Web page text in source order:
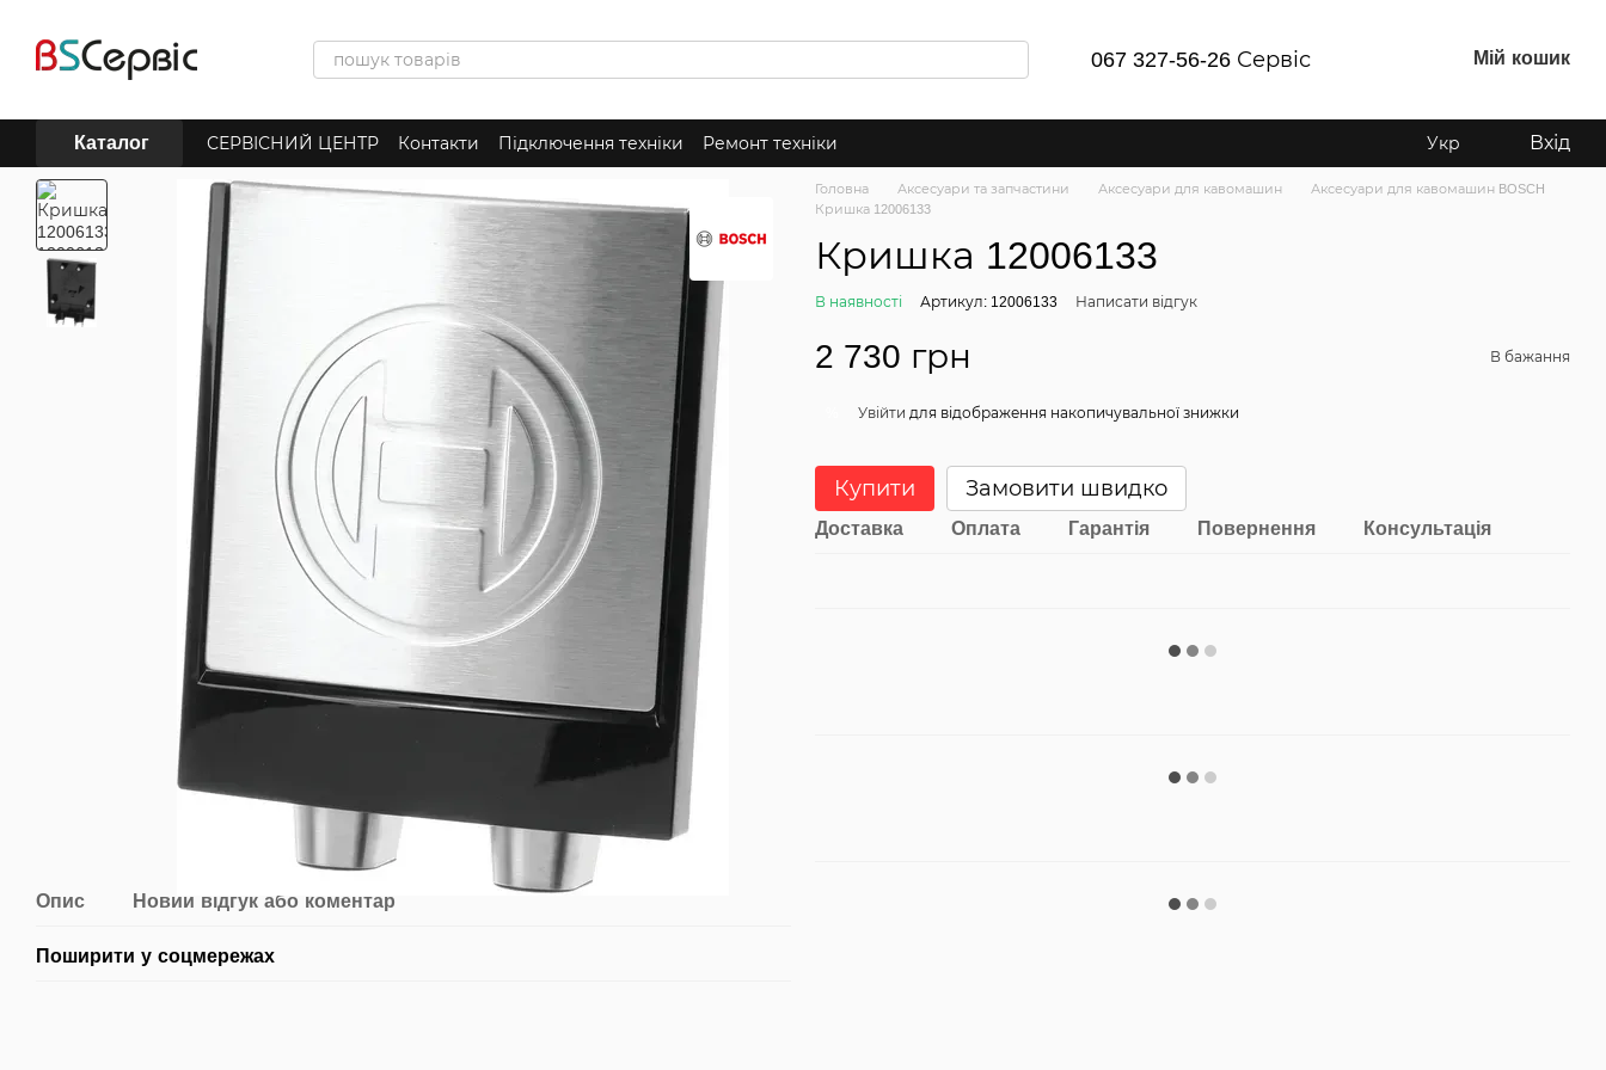
067 327-56-26 Сервіс Мій кошик
Каталог СЕРВІСНИЙ ЦЕНТР Контакти Підключення техніки Ремонт техніки Укр Вхід
Опис Новий відгук або коментар
Поширити у соцмережах
Головна Аксесуари та запчастини Аксесуари для кавомашин
Аксесуари для кавомашин BOSCH
Кришка 12006133
Кришка 12006133
В наявності Артикул: 12006133 Написати відгук
2 730 грн В бажання
Увійти для відображення накопичувальної знижки
Купити Замовити швидко
Доставка Оплата Гарантія Повернення Консультація